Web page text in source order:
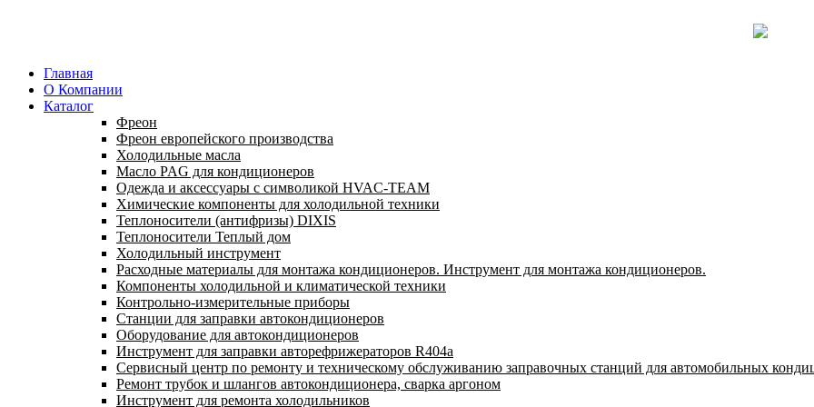
Главная
О Компании
Каталог
Фреон
Фреон европейского производства
Холодильные масла
Масло PAG для кондиционеров
Одежда и аксессуары с символикой HVAC-TEAM
Химические компоненты для холодильной техники
Теплоносители (антифризы) DIXIS
Теплоносители Теплый дом
Холодильный инструмент
Расходные материалы для монтажа кондиционеров. Инструмент для монтажа кондиционеров.
Компоненты холодильной и климатической техники
Контрольно-измерительные приборы
Станции для заправки автокондиционеров
Оборудование для автокондиционеров
Инструмент для заправки авторефрижераторов R404a
Сервисный центр по ремонту и техническому обслуживанию заправочных станций для автомобильных
Ремонт трубок и шлангов автокондиционера, сварка аргоном
Инструмент для ремонта холодильников